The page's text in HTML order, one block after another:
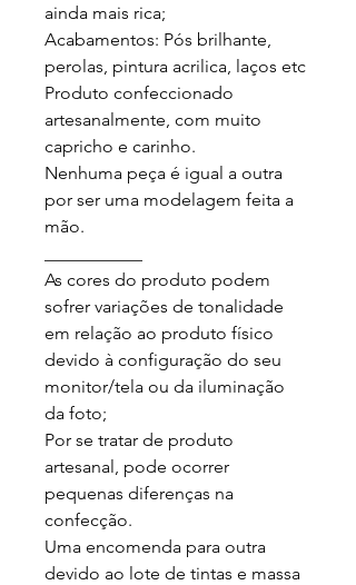
ainda mais rica;
Acabamentos: Pós brilhante,
perolas, pintura acrilica, laços etc
Produto confeccionado
artesanalmente, com muito
capricho e carinho.
Nenhuma peça é igual a outra
por ser uma modelagem feita a
mão.
As cores do produto podem
sofrer variações de tonalidade
em relação ao produto físico
devido à configuração do seu
monitor/tela ou da iluminação
da foto;
Por se tratar de produto
artesanal, pode ocorrer
pequenas diferenças na
confecção.
Uma encomenda para outra
devido ao lote de tintas e massa